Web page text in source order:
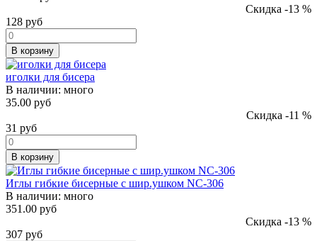
Скидка -13 %
128 руб
В корзину
иголки для бисера
В наличии: много
35.00 руб
Скидка -11 %
31 руб
В корзину
Иглы гибкие бисерные с шир.ушком NС-306
В наличии: много
351.00 руб
Скидка -13 %
307 руб